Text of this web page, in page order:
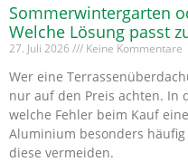
Sommerwintergarten
Welche Lösung passt
27. Juli 2026 Keine Kommentare
Wer eine
nur auf den Preis achten. In
welche Fehler beim Kauf
Aluminium besonders
diese vermeiden.